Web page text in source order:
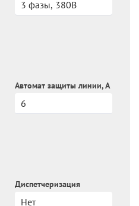
Автомат защиты линии, А
Диспетчеризация